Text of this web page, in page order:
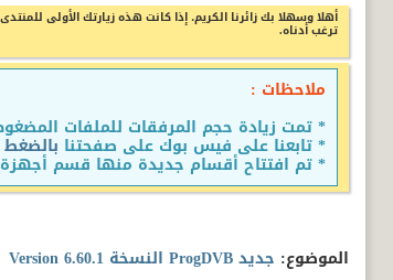
أهلا وسهلا بك زائرنا الكريم، إذا كانت هذه زيارتك الأولى
ترغب أدناه.
ملاحظات :
* تمت زيادة حجم المرفقات للملفات المضغوطة
* تابعنا على فيس بوك على صفحتنا
* تم افتتاح أقسام جديدة منها قسم
الموضوع: جديد ProgDVB النسخة Version 6.60.1